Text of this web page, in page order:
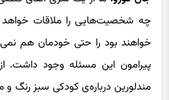
چه شخصیت‌هایی را ملاقات
خواهند بود را حتی خودمان هم
پیرامون این مسئله وجود داشت.
مندلورین درباره‌ی کودکی سبز رنگ